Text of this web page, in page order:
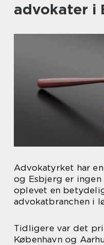
advokater i
Advokatyrket har
og Esbjerg er ingen
oplevet en
advokatbranchen i
Tidligere var det
København og